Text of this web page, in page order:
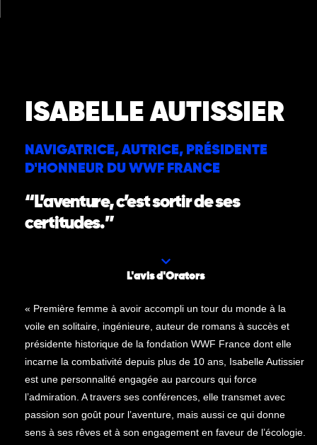
ISABELLE AUTISSIER
NAVIGATRICE, AUTRICE, PRÉSIDENTE
D'HONNEUR DU WWF FRANCE
“L’aventure, c’est sortir de ses
certitudes.”
L'avis d'Orators
« Première femme à avoir accompli un tour du monde à la
voile en solitaire, ingénieure, auteur de romans à succès et
présidente historique de la fondation WWF France dont elle
incarne la combativité depuis plus de 10 ans, Isabelle Autissier
est une personnalité engagée au parcours qui force
l’admiration. A travers ses conférences, elle transmet avec
passion son goût pour l’aventure, mais aussi ce qui donne
sens à ses rêves et à son engagement en faveur de l’écologie.